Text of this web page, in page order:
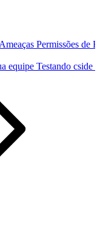
Permissões de
equipe Testando cside